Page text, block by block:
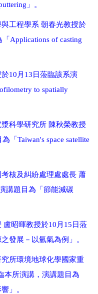
」。
工程學系 朝春光教授於
「Applications of casting
於10 月 13 日蒞臨該系演
to spatially
科學研究所 陳秋榮教授
「 Taiwan's space satellite
核及糾紛處理處處長 蕭
講題目為「節能減碳
盧昭暉教授於10 月 15 日蒞
發展－以氫氣為例」。
所環境地球化學國家重
本所演講，演講題目為
」。